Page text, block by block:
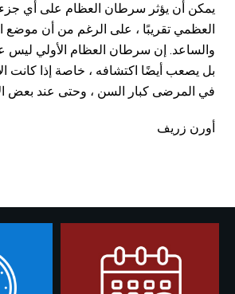
يمكن أن يؤثر سرطان العظام على أي
العظمي تقريبًا ، على الرغم من أن موضع
والساعد. إن سرطان العظام الأولي ليس
بل يصعب أيضًا اكتشافه ، خاصة إذا كانت
في المرضى كبار السن ، وحتى عند بعض
أورن زريف